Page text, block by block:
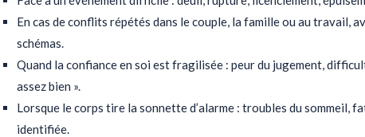
En cas de conflits répétés dans le couple, la famille ou au travail,
schémas.
Quand la confiance en soi est fragilisée : peur du jugement,
assez bien ».
Lorsque le corps tire la sonnette d’alarme : troubles du sommeil,
identifiée.